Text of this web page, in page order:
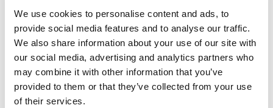
We use cookies to personalise content and ads, to
provide social media features and to analyse our traffic.
We also share information about your use of our site with
our social media, advertising and analytics partners who
may combine it with other information that you’ve
provided to them or that they’ve collected from your use
of their services.
vermogen van
de meest
recente
DisplayPort
versie, is
Thunderbolt
4 / USB-C kabel er klaar voor om te verbinden met de